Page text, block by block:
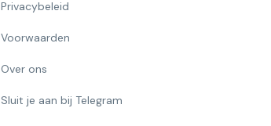
Privacybeleid
Voorwaarden
Over ons
Sluit je aan bij Telegram